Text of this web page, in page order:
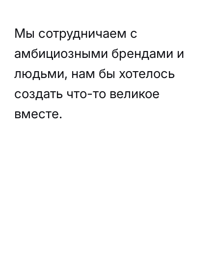
Мы сотрудничаем с
амбициозными брендами и
людьми, нам бы хотелось
создать что-то великое
вместе.